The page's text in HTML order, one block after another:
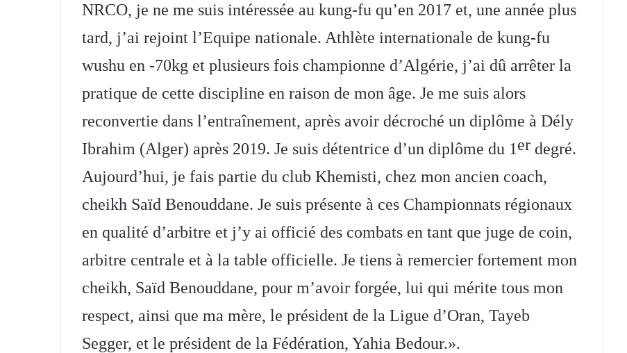
NRCO, je ne me suis intéressée au kung-fu qu’en 2017 et, une année plus
tard, j’ai rejoint l’Equipe nationale. Athlète internationale de kung-fu
wushu en -70kg et plusieurs fois championne d’Algérie, j’ai dû arrêter la
pratique de cette discipline en raison de mon âge. Je me suis alors
reconvertie dans l’entraînement, après avoir décroché un diplôme à Dély
Ibrahim (Alger) après 2019. Je suis détentrice d’un diplôme du 1er degré.
Aujourd’hui, je fais partie du club Khemisti, chez mon ancien coach,
cheikh Saïd Benouddane. Je suis présente à ces Championnats régionaux
en qualité d’arbitre et j’y ai officié des combats en tant que juge de coin,
arbitre centrale et à la table officielle. Je tiens à remercier fortement mon
cheikh, Saïd Benouddane, pour m’avoir forgée, lui qui mérite tous mon
respect, ainsi que ma mère, le président de la Ligue d’Oran, Tayeb
Segger, et le président de la Fédération, Yahia Bedour.».